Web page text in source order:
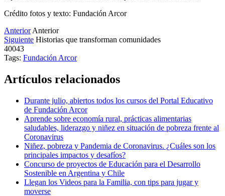
Crédito fotos y texto: Fundación Arcor
Anterior Anterior
Siguiente Historias que transforman comunidades
40043
Tags: Fundación Arcor
Artículos relacionados
Durante julio, abiertos todos los cursos del Portal Educativo
de Fundación Arcor
Aprende sobre economía rural, prácticas alimentarias
saludables, liderazgo y niñez en situación de pobreza frente al
Coronavirus
Niñez, pobreza y Pandemia de Coronavirus. ¿Cuáles son los
principales impactos y desafíos?
Concurso de proyectos de Educación para el Desarrollo
Sostenible en Argentina y Chile
Llegan los Videos para la Familia, con tips para jugar y
moverse